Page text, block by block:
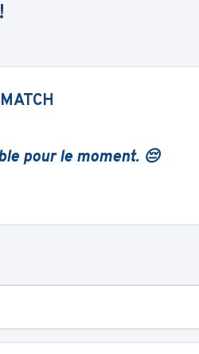
pour le moment. 😔